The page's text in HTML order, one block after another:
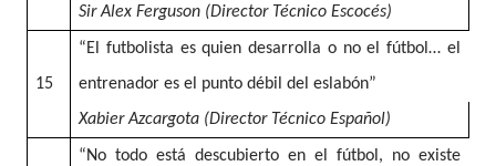
Sir Alex Ferguson (Director Técnico Escocés)
15
“El futbolista es quien desarrolla o no el fútbol… el
entrenador es el punto débil del eslabón”
Xabier Azcargota (Director Técnico Español)
“No todo está descubierto en el fútbol, no existe